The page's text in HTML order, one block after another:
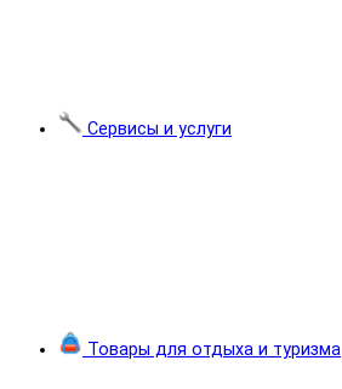
Сервисы и услуги
Товары для отдыха и туризма